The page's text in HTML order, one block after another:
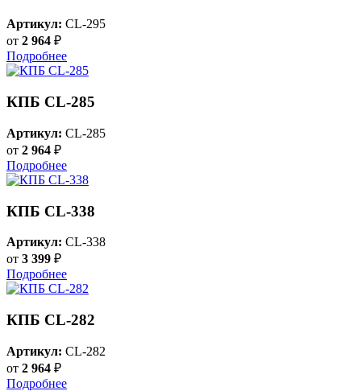
Артикул: CL-295
от 2 964 ₽
Подробнее
КПБ CL-285
Артикул: CL-285
от 2 964 ₽
Подробнее
КПБ CL-338
Артикул: CL-338
от 3 399 ₽
Подробнее
КПБ CL-282
Артикул: CL-282
от 2 964 ₽
Подробнее